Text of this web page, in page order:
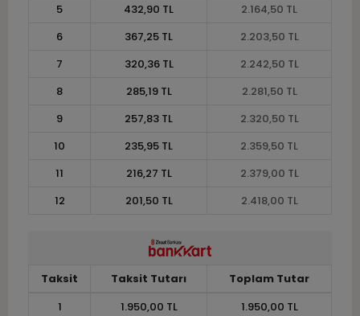
5
432,90 TL
2.164,50 TL
6
367,25 TL
2.203,50 TL
7
320,36 TL
2.242,50 TL
8
285,19 TL
2.281,50 TL
9
257,83 TL
2.320,50 TL
10
235,95 TL
2.359,50 TL
11
216,27 TL
2.379,00 TL
12
201,50 TL 2.418,00 TL
Taksit Taksit Tutarı
Toplam Tutar
1
1.950,00 TL
1.950,00 TL